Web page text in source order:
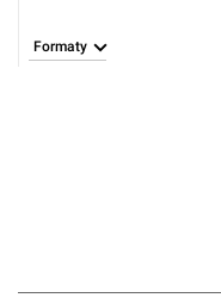
Formaty